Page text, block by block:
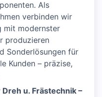
Als
verbinden wir
mit modernster
produzieren
Sonderlösungen für
Kunden – präzise,
u. Frästechnik –